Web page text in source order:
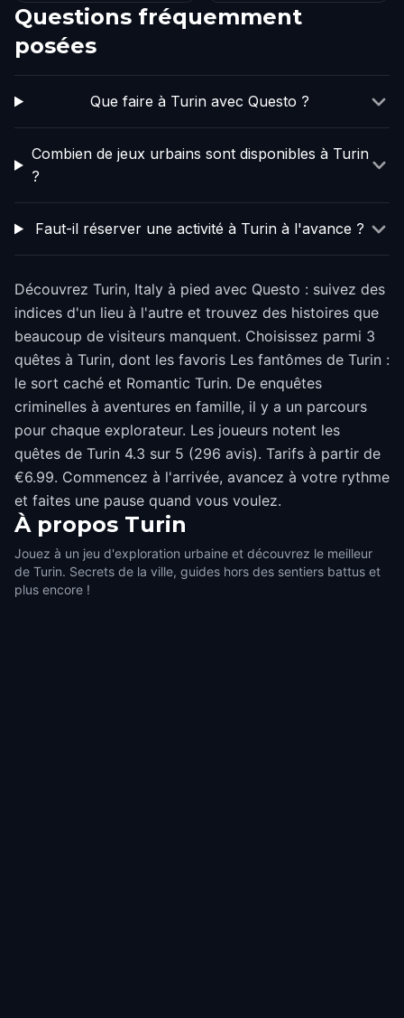
Questions fréquemment
posées
Que faire à Turin avec Questo ?
Combien de jeux urbains sont disponibles à Turin
?
Faut-il réserver une activité à Turin à l'avance ?
Découvrez Turin, Italy à pied avec Questo : suivez des
indices d'un lieu à l'autre et trouvez des histoires que
beaucoup de visiteurs manquent. Choisissez parmi 3
quêtes à Turin, dont les favoris Les fantômes de Turin :
le sort caché et Romantic Turin. De enquêtes
criminelles à aventures en famille, il y a un parcours
pour chaque explorateur. Les joueurs notent les
quêtes de Turin 4.3 sur 5 (296 avis). Tarifs à partir de
€6.99. Commencez à l'arrivée, avancez à votre rythme
et faites une pause quand vous voulez.
À propos Turin
Jouez à un jeu d'exploration urbaine et découvrez le meilleur
de Turin. Secrets de la ville, guides hors des sentiers battus et
plus encore !